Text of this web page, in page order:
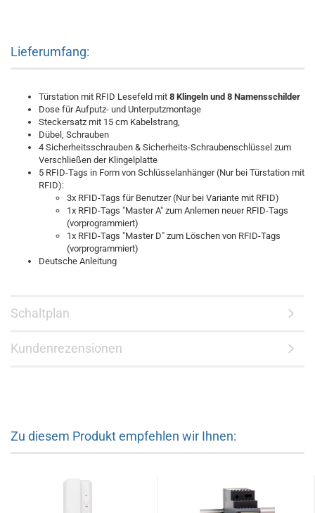
Lieferumfang:
Türstation mit RFID Lesefeld mit 8 Klingeln und 8 Namensschilder
Dose für Aufputz- und Unterputzmontage
Steckersatz mit 15 cm Kabelstrang,
Dübel, Schrauben
4 Sicherheitsschrauben & Sicherheits-Schraubenschlüssel zum
Verschließen der Klingelplatte
5 RFID-Tags in Form von Schlüsselanhänger (Nur bei Türstation mit
RFID):
3x RFID-Tags für Benutzer (Nur bei Variante mit RFID)
1x RFID-Tags "Master A" zum Anlernen neuer RFID-Tags
(vorprogrammiert)
1x RFID-Tags "Master D" zum Löschen von RFID-Tags
(vorprogrammiert)
Deutsche Anleitung
Schaltplan
Kundenrezensionen
Zu diesem Produkt empfehlen wir Ihnen: